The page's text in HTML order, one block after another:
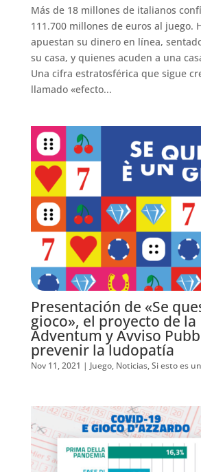
Más de 18 millones de italianos
111.700 millones de euros al juego.
apuestan su dinero en línea,
su casa, y quienes acuden a una
Una cifra estratosférica que sigue
llamado «efecto...
Presentación de «Se
gioco», el proyecto de la
Adventum y Avviso
prevenir la ludopatía
Nov 11, 2021 | Juego, Noticias,Si esto es